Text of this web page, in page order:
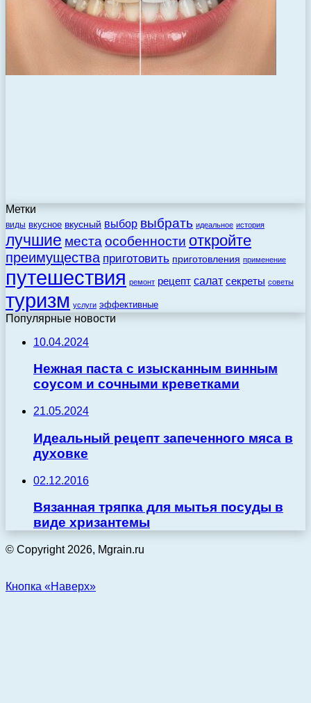
Метки
виды вкусное вкусный выбор выбрать идеальное история
лучшие места особенности откройте
преимущества приготовить приготовления применение
путешествия ремонт рецепт салат секреты советы
туризм услуги эффективные
Популярные новости
10.04.2024
Нежная паста с изысканным винным
соусом и сочными креветками
21.05.2024
Идеальный рецепт запеченного мяса в
духовке
02.12.2016
Вязанная тряпка для мытья посуды в
виде хризантемы
© Copyright 2026, Mgrain.ru
Кнопка «Наверх»